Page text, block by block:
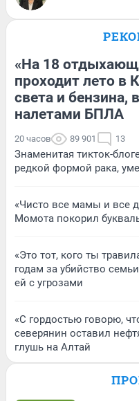
«На 18
проходит лето в
света и бензина,
налетами БПЛА
20 часов 89 901 13
Знаменитая тикток-
редкой формой рака,
«Чисто все мамы и все
Момота покорил
«Это тот, кого ты
годам за убийство
ей с угрозами
«С гордостью говорю,
северянин оставил
глушь на Алтай